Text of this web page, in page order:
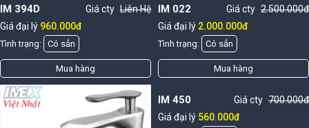
IM 394D Giá cty Liên Hệ
Giá đại lý 960.000đ
Tình trạng: Có sẳn
Mua hàng
IM 022 Giá cty 2.500.000đ
Giá đại lý 2.000.000đ
Tình trạng: Có sẳn
Mua hàng
IM 450 Giá cty 700.000đ
Giá đại lý 560.000đ